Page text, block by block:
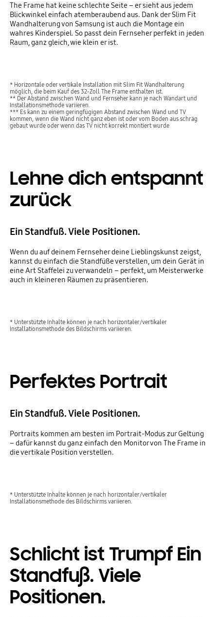
The Frame hat keine schlechte Seite – er sieht aus jedem
Blickwinkel einfach atemberaubend aus. Dank der Slim Fit
Wandhalterung von Samsung ist auch die Montage ein
wahres Kinderspiel. So passt dein Fernseher perfekt in jeden
Raum, ganz gleich, wie klein er ist.
* Horizontale oder vertikale Installation mit Slim Fit Wandhalterung
möglich, die beim Kauf des 32-Zoll The Frame enthalten ist.
** Der Abstand zwischen Wand und Fernseher kann je nach Wandart und
Installationsmethode variieren.
*** Es kann zu einem geringfügigen Abstand zwischen Wand und TV
kommen, wenn die Wand nicht ganz eben ist oder vom Boden aus schräg
gebaut wurde oder wenn das TV nicht korrekt montiert wurde
Lehne dich entspannt
zurück
Ein Standfuß. Viele Positionen.
Wenn du auf deinem Fernseher deine Lieblingskunst zeigst,
kannst du einfach die Standfüße verstellen, um dein Gerät in
eine Art Staffelei zu verwandeln – perfekt, um Meisterwerke
auch in kleineren Räumen zu präsentieren.
* Unterstützte Inhalte können je nach horizontaler/vertikaler
Installationsmethode des Bildschirms variieren.
Perfektes Portrait
Ein Standfuß. Viele Positionen.
Portraits kommen am besten im Portrait-Modus zur Geltung
– dafür kannst du ganz einfach den Monitor von The Frame in
die vertikale Position verstellen.
* Unterstützte Inhalte können je nach horizontaler/vertikaler
Installationsmethode des Bildschirms variieren.
Schlicht ist Trumpf Ein
Standfuß. Viele
Positionen.